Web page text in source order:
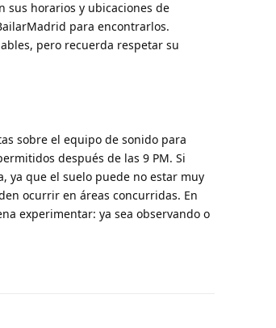
sus horarios y ubicaciones de
para encontrarlos.
pero recuerda respetar su
sobre el equipo de sonido para
después de las 9 PM. Si
ya que el suelo puede no estar muy
ocurrir en áreas concurridas. En
experimentar: ya sea observando o